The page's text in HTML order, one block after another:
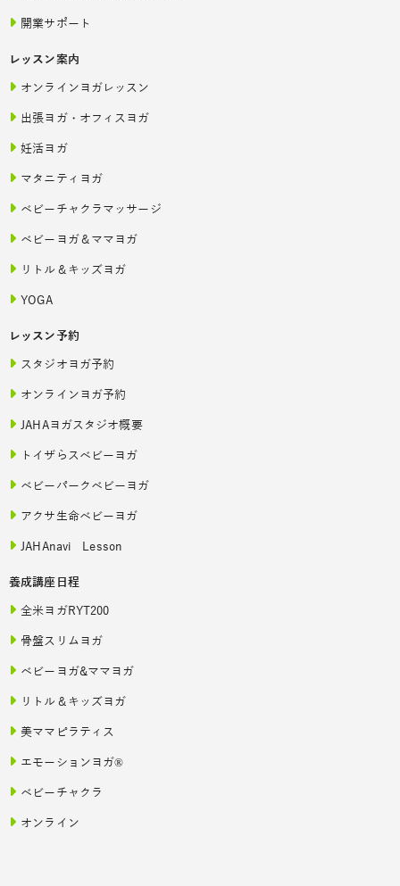
開業サポート
レッスン案内
オンラインヨガレッスン
出張ヨガ・オフィスヨガ
妊活ヨガ
マタニティヨガ
ベビーチャクラマッサージ
ベビーヨガ＆ママヨガ
リトル＆キッズヨガ
YOGA
レッスン予約
スタジオヨガ予約
オンラインヨガ予約
JAHAヨガスタジオ概要
トイザらスベビーヨガ
ベビーパークベビーヨガ
アクサ生命ベビーヨガ
JAHAnavi Lesson
養成講座日程
全米ヨガRYT200
骨盤スリムヨガ
ベビーヨガ&ママヨガ
リトル＆キッズヨガ
美ママピラティス
エモーションヨガ®
ベビーチャクラ
オンライン